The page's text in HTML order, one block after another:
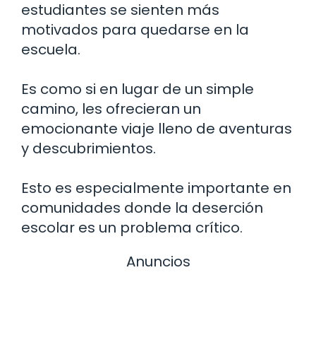
estudiantes se sienten más
motivados para quedarse en la
escuela.
Es como si en lugar de un simple
camino, les ofrecieran un
emocionante viaje lleno de aventuras
y descubrimientos.
Esto es especialmente importante en
comunidades donde la deserción
escolar es un problema crítico.
Anuncios